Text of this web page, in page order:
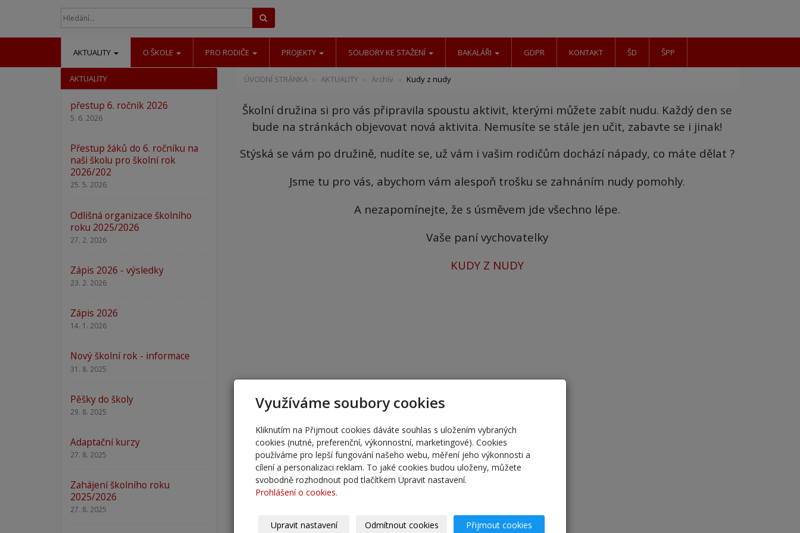
AKTUALITY O ŠKOLE PRO RODIČE PROJEKTY SOUBORY KE STAŽENÍ BAKALÁŘI GDPR KONTAKT ŠD ŠPP
ÚVODNÍ STRÁNKA AKTUALITY Archív Kudy z nudy
Školní družina si pro vás připravila spoustu aktivit, kterými můžete zabít nudu. Každý den se
bude na stránkách objevovat nová aktivita. Nemusíte se stále jen učit, zabavte se i jinak!
Stýská se vám po družině, nudíte se, už vám i vašim rodičům dochází nápady, co máte dělat ?
Jsme tu pro vás, abychom vám alespoň trošku se zahnáním nudy pomohly.
A nezapomínejte, že s úsměvem jde všechno lépe.
Vaše paní vychovatelky
KUDY Z NUDY
AKTUALITY
přestup 6. ročník 2026
5. 6. 2026
Přestup žáků do 6. ročníku na
naši školu pro školní rok
2026/202
25. 5. 2026
Odlišná organizace školního
roku 2025/2026
27. 2. 2026
Zápis 2026 - výsledky
23. 2. 2026
Zápis 2026
14. 1. 2026
Nový školní rok - informace
31. 8. 2025
Pěšky do školy
29. 8. 2025
Adaptační kurzy
27. 8. 2025
Zahájení školního roku
2025/2026
27. 8. 2025
Využíváme soubory cookies
Kliknutím na Přijmout cookies dáváte souhlas s uložením vybraných
cookies (nutné, preferenční, výkonnostní, marketingové). Cookies
používáme pro lepší fungování našeho webu, měření jeho výkonnosti a
cílení a personalizaci reklam. To jaké cookies budou uloženy, můžete
svobodně rozhodnout pod tlačítkem Upravit nastavení.
Prohlášení o cookies.
Upravit nastavení Odmítnout cookies Přijmout cookies